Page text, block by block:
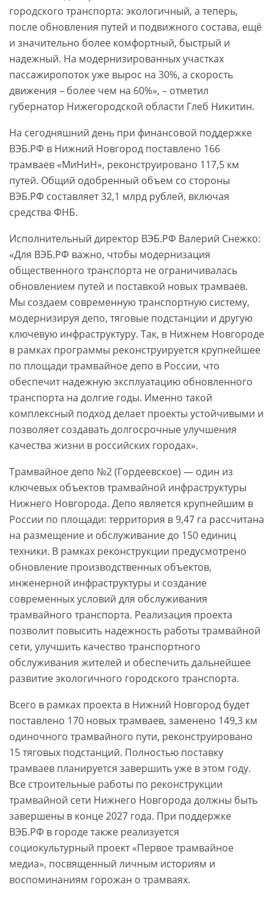
городского транспорта: экологичный, а теперь,
после обновления путей и подвижного состава, ещё
и значительно более комфортный, быстрый и
надежный. На модернизированных участках
пассажиропоток уже вырос на 30%, а скорость
движения – более чем на 60%», – отметил
губернатор Нижегородской области Глеб Никитин.
На сегодняшний день при финансовой поддержке
ВЭБ.РФ в Нижний Новгород поставлено 166
трамваев «МиНиН», реконструировано 117,5 км
путей. Общий одобренный объем со стороны
ВЭБ.РФ составляет 32,1 млрд рублей, включая
средства ФНБ.
Исполнительный директор ВЭБ.РФ Валерий Снежко:
«Для ВЭБ.РФ важно, чтобы модернизация
общественного транспорта не ограничивалась
обновлением путей и поставкой новых трамваев.
Мы создаем современную транспортную систему,
модернизируя депо, тяговые подстанции и другую
ключевую инфраструктуру. Так, в Нижнем Новгороде
в рамках программы реконструируется крупнейшее
по площади трамвайное депо в России, что
обеспечит надежную эксплуатацию обновленного
транспорта на долгие годы. Именно такой
комплексный подход делает проекты устойчивыми и
позволяет создавать долгосрочные улучшения
качества жизни в российских городах».
Трамвайное депо №2 (Гордеевское) — один из
ключевых объектов трамвайной инфраструктуры
Нижнего Новгорода. Депо является крупнейшим в
России по площади: территория в 9,47 га рассчитана
на размещение и обслуживание до 150 единиц
техники. В рамках реконструкции предусмотрено
обновление производственных объектов,
инженерной инфраструктуры и создание
современных условий для обслуживания
трамвайного транспорта. Реализация проекта
позволит повысить надежность работы трамвайной
сети, улучшить качество транспортного
обслуживания жителей и обеспечить дальнейшее
развитие экологичного городского транспорта.
Всего в рамках проекта в Нижний Новгород будет
поставлено 170 новых трамваев, заменено 149,3 км
одиночного трамвайного пути, реконструировано
15 тяговых подстанций. Полностью поставку
трамваев планируется завершить уже в этом году.
Все строительные работы по реконструкции
трамвайной сети Нижнего Новгорода должны быть
завершены в конце 2027 года. При поддержке
ВЭБ.РФ в городе также реализуется
социокультурный проект «Первое трамвайное
медиа», посвященный личным историям и
воспоминаниям горожан о трамваях.